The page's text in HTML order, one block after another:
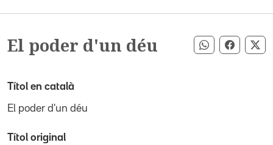
El poder d'un déu Compartir
Títol en català
El poder d'un déu
Títol original